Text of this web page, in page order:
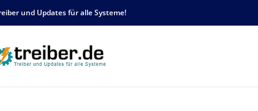
und Updates für alle Systeme!